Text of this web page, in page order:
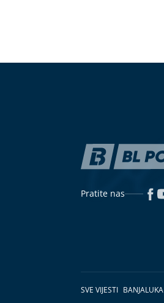
Pratite nas
SVE VIJESTI BANJALUKA